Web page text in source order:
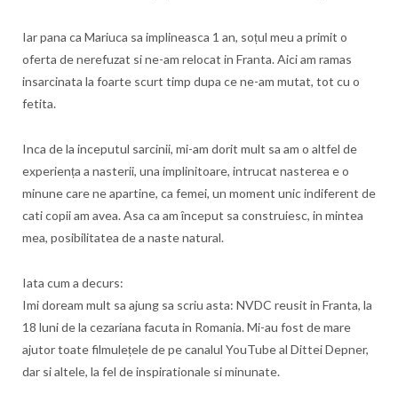
Iar pana ca Mariuca sa implineasca 1 an, soțul meu a primit o
oferta de nerefuzat si ne-am relocat in Franta. Aici am ramas
insarcinata la foarte scurt timp dupa ce ne-am mutat, tot cu o
fetita.
Inca de la inceputul sarcinii, mi-am dorit mult sa am o altfel de
experiența a nasterii, una implinitoare, intrucat nasterea e o
minune care ne apartine, ca femei, un moment unic indiferent de
cati copii am avea. Asa ca am început sa construiesc, in mintea
mea, posibilitatea de a naste natural.
Iata cum a decurs:
Imi doream mult sa ajung sa scriu asta: NVDC reusit in Franta, la
18 luni de la cezariana facuta in Romania. Mi-au fost de mare
ajutor toate filmulețele de pe canalul YouTube al Dittei Depner,
dar si altele, la fel de inspirationale si minunate.